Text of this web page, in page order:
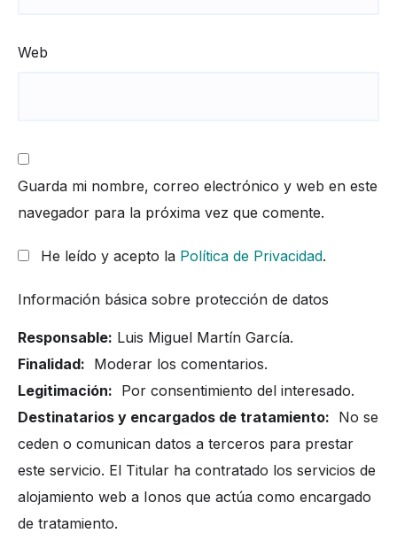
Web
Guarda mi nombre, correo electrónico y web en este
navegador para la próxima vez que comente.
He leído y acepto la Política de Privacidad.
Información básica sobre protección de datos
Responsable: Luis Miguel Martín García.
Finalidad: Moderar los comentarios.
Legitimación: Por consentimiento del interesado.
Destinatarios y encargados de tratamiento: No se
ceden o comunican datos a terceros para prestar
este servicio. El Titular ha contratado los servicios de
alojamiento web a Ionos que actúa como encargado
de tratamiento.